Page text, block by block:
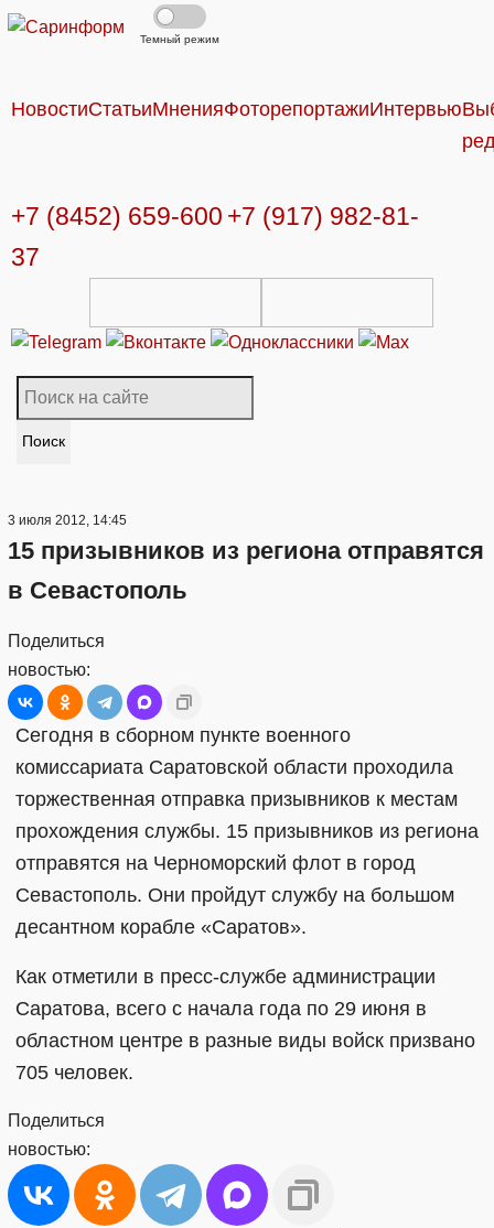
Темный режим
НовостиСтатьиМненияФоторепортажиИнтервью
+7 (8452) 659-600 +7 (917) 982-81-
37
Поиск
3 июля 2012, 14:45
15 призывников из региона отправятся
в Севастополь
Поделиться
новостью:
Сегодня в сборном пункте военного
комиссариата Саратовской области проходила
торжественная отправка призывников к местам
прохождения службы. 15 призывников из региона
отправятся на Черноморский флот в город
Севастополь. Они пройдут службу на большом
десантном корабле «Саратов».
Как отметили в пресс-службе администрации
Саратова, всего с начала года по 29 июня в
областном центре в разные виды войск призвано
705 человек.
Поделиться
новостью: